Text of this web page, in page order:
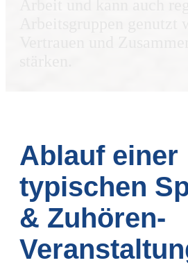
Ablauf einer
typischen
& Zuhören-